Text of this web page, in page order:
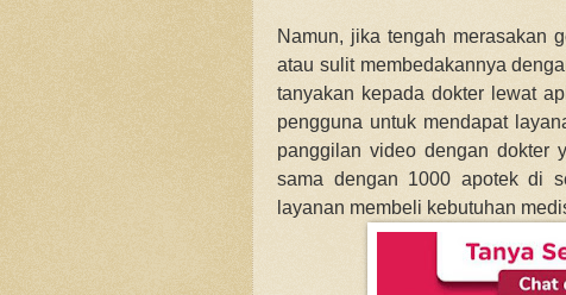
Namun, jika tengah merasakan
atau sulit membedakannya
tanyakan kepada dokter lewat
pengguna untuk mendapat
panggilan video dengan dokter
sama dengan 1000 apotek di
layanan membeli kebutuhan